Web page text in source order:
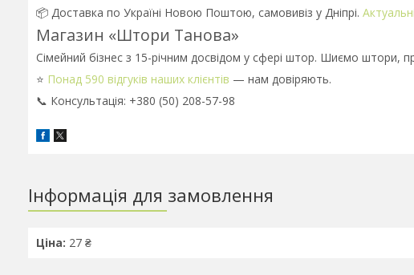
📦 Доставка по Україні Новою Поштою, самовивіз у Дніпрі.
Магазин «Штори Танова»
Сімейний бізнес з 15-річним досвідом у сфері штор. Шиємо штори,
⭐ Понад 590 відгуків наших клієнтів — нам довіряють.
📞 Консультація: +380 (50) 208-57-98
Інформація для замовлення
Ціна: 27 ₴